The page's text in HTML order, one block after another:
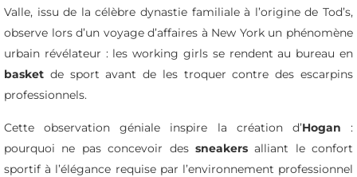
Valle, issu de la célèbre dynastie familiale à l’origine de Tod’s,
observe lors d’un voyage d’affaires à New York un phénomène
urbain révélateur : les working girls se rendent au bureau en
basket de sport avant de les troquer contre des escarpins
professionnels.
Cette observation géniale inspire la création d’Hogan :
pourquoi ne pas concevoir des sneakersalliant le confort
sportif à l’élégance requise par l’environnement professionnel